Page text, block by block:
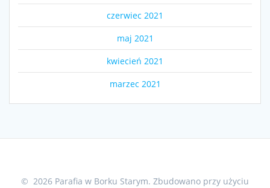
czerwiec 2021
maj 2021
kwiecień 2021
marzec 2021
© 2026 Parafia w Borku Starym. Zbudowano przy użyciu